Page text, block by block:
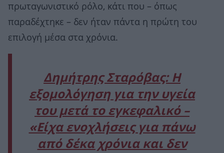
πρωταγωνιστικό ρόλο, κάτι που – όπως
παραδέχτηκε – δεν ήταν πάντα η πρώτη του
επιλογή μέσα στα χρόνια.
Δημήτρης Σταρόβας: Η
εξομολόγηση για την υγεία
του μετά το εγκεφαλικό –
«Είχα ενοχλήσεις για πάνω
από δέκα χρόνια και δεν